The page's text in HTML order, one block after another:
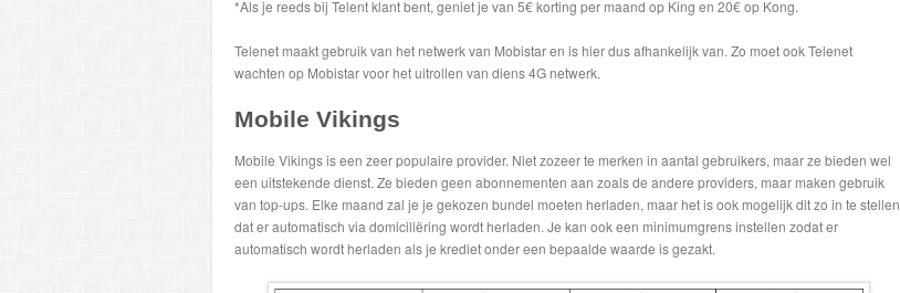
*Als je reeds bij Telent klant bent, geniet je van 5€ korting per maand op King en 20€ op Kong.
Telenet maakt gebruik van het netwerk van Mobistar en is hier dus afhankelijk van. Zo moet ook Telenet
wachten op Mobistar voor het uitrollen van diens 4G netwerk.
Mobile Vikings
Mobile Vikings is een zeer populaire provider. Niet zozeer te merken in aantal gebruikers, maar ze bieden wel
een uitstekende dienst. Ze bieden geen abonnementen aan zoals de andere providers, maar maken gebruik
van top-ups. Elke maand zal je je gekozen bundel moeten herladen, maar het is ook mogelijk dit zo in te stellen
dat er automatisch via domiciliëring wordt herladen. Je kan ook een minimumgrens instellen zodat er
automatisch wordt herladen als je krediet onder een bepaalde waarde is gezakt.